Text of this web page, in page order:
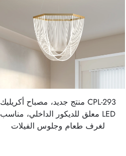
CPL-293 منتج جديد، مصباح أكريليك
LED معلق للديكور الداخلي، مناسب
لغرف طعام وجلوس الفيلات